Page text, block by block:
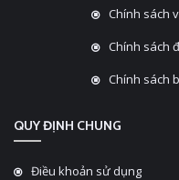
Chính sách
Chính sách
Chính sách
QUY ĐỊNH CHUNG
Điều khoản sử dụng